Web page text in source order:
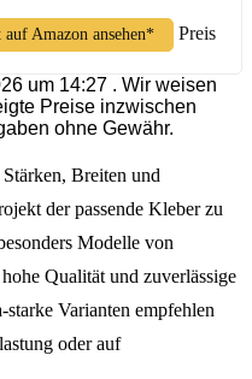
auf Amazon ansehen*
Preis
um 14:27 . Wir weisen
Preise inzwischen
ohne Gewähr.
Breiten und
der passende Kleber zu
Modelle von
Qualität und zuverlässige
Varianten empfehlen
oder auf